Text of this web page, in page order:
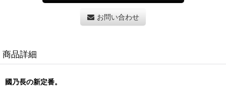
お問い合わせ
商品詳細
國乃長の新定番。